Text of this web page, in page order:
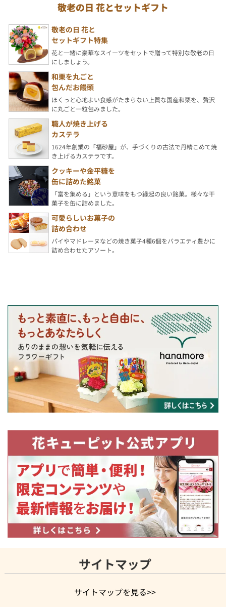
敬老の日 花とセットギフト
敬老の日 花と
セットギフト特集
花と一緒に豪華なスイーツをセットで贈って特別な敬老の日
にしましょう。
和栗を丸ごと
包んだお饅頭
ほくっと心地よい食感がたまらない上質な国産和栗を、贅沢
に丸ごと一粒包みました。
職人が焼き上げる
カステラ
1624年創業の「福砂屋」が、手づくりの古法で丹精こめて焼
き上げるカステラです。
クッキーや金平糖を
缶に詰めた銘菓
「富を集める」という意味をもつ縁起の良い銘菓。様々な干
菓子を缶に詰めました。
可愛らしいお菓子の
詰め合わせ
パイやマドレーヌなどの焼き菓子4種6個をバラエティ豊かに
詰め合わせたアソート。
サイトマップ
サイトマップを見る>>